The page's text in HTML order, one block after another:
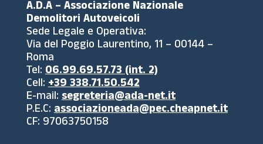
A.D.A – Associazione Nazionale
Demolitori Autoveicoli
Sede Legale e Operativa:
Via del Poggio Laurentino, 11 – 00144 –
Roma
Tel:06.99.69.57.73 (int. 2)
Cell:+39 338.71.50.542
E-mail:segreteria@ada-net.it
P.E.C:associazioneada@pec.cheapnet.it
CF: 97063750158